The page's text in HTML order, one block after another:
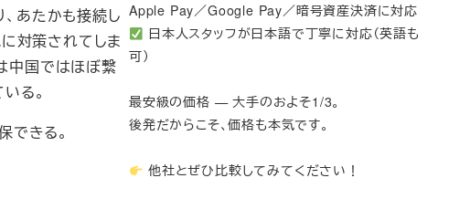
あたかも接続し
対策されてしま
中国ではほぼ繋
る。
できる。
Apple Pay／Google Pay／暗号資産決済に対応
日本人スタッフが日本語で丁寧に対応（英語も
可）
最安級の価格 — 大手のおよそ1/3。
後発だからこそ、価格も本気です。
他社とぜひ比較してみてください！